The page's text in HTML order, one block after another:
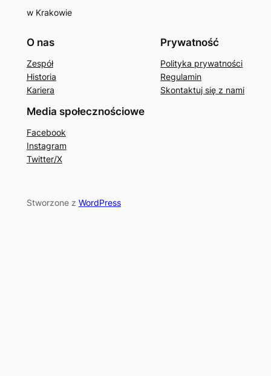
w Krakowie
O nas
Zespół
Historia
Kariera
Prywatność
Polityka prywatności
Regulamin
Skontaktuj się z nami
Media społecznościowe
Facebook
Instagram
Twitter/X
Stworzone z WordPress